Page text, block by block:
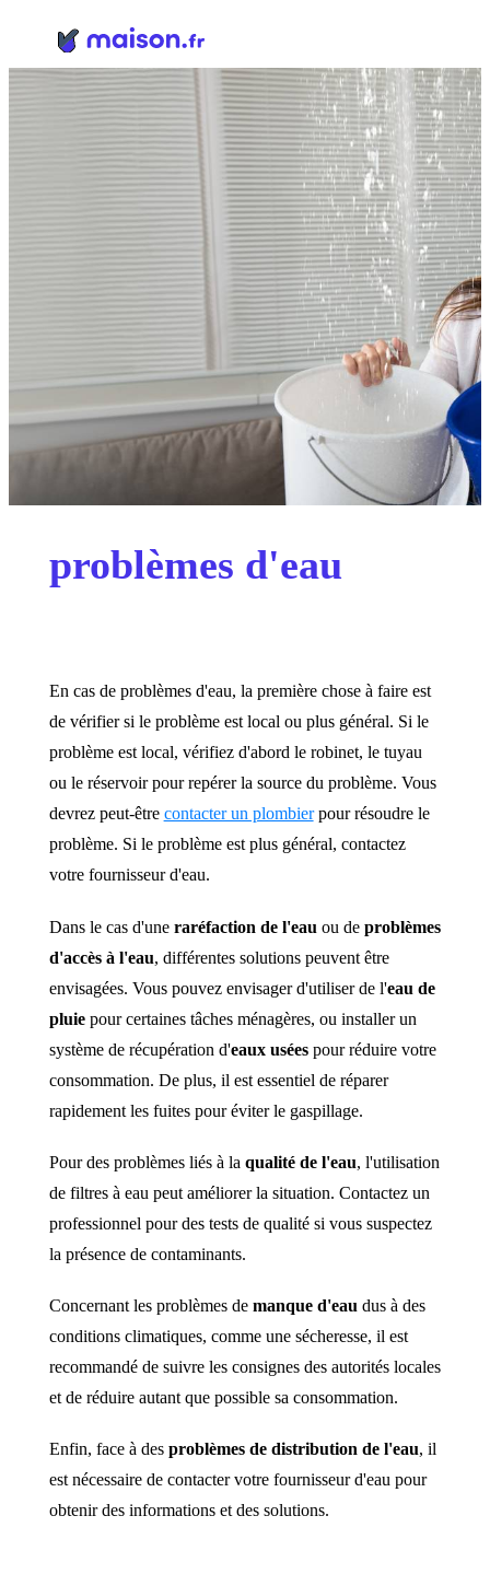
problèmes d'eau
En cas de problèmes d'eau, la première chose à faire est
de vérifier si le problème est local ou plus général. Si le
problème est local, vérifiez d'abord le robinet, le tuyau
ou le réservoir pour repérer la source du problème. Vous
devrez peut-être contacter un plombierpour résoudre le
problème. Si le problème est plus général, contactez
votre fournisseur d'eau.
Dans le cas d'une raréfaction de l'eau ou de problèmes
d'accès à l'eau, différentes solutions peuvent être
envisagées. Vous pouvez envisager d'utiliser de l'eau de
pluiepour certaines tâches ménagères, ou installer un
système de récupération d'eaux uséespour réduire votre
consommation. De plus, il est essentiel de réparer
rapidement les fuites pour éviter le gaspillage.
Pour des problèmes liés à la qualité de l'eau, l'utilisation
de filtres à eau peut améliorer la situation. Contactez un
professionnel pour des tests de qualité si vous suspectez
la présence de contaminants.
Concernant les problèmes de manque d'eau dus à des
conditions climatiques, comme une sécheresse, il est
recommandé de suivre les consignes des autorités locales
et de réduire autant que possible sa consommation.
Enfin, face à des problèmes de distribution de l'eau, il
est nécessaire de contacter votre fournisseur d'eau pour
obtenir des informations et des solutions.